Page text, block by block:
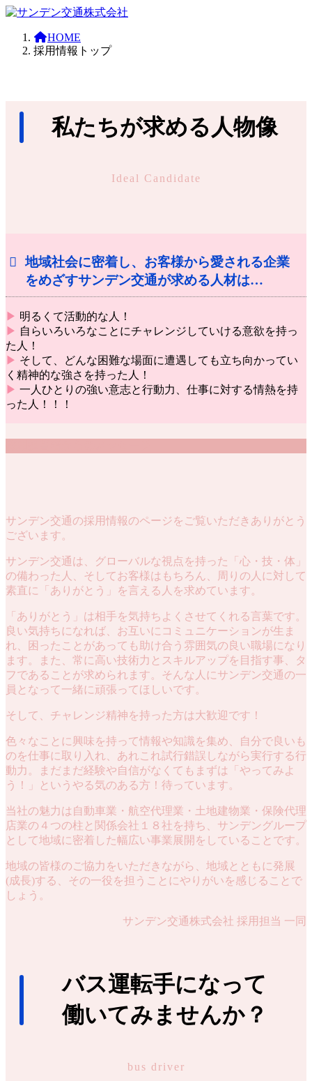
コ
ナ
HOME
採用情報トップ
私たちが求める人物像
Ideal Candidate
地域社会に密着し、お客様から愛される企業
をめざすサンデン交通が求める人材は…
▶ 明るくて活動的な人！
▶ 自らいろいろなことにチャレンジしていける意欲を持っ
た人！
▶ そして、どんな困難な場面に遭遇しても立ち向かってい
く精神的な強さを持った人！
▶ 一人ひとりの強い意志と行動力、仕事に対する情熱を持
った人！！！
サンデン交通の採用情報のページをご覧いただきありがとう
ございます。
サンデン交通は、グローバルな視点を持った「心・技・体」
の備わった人、そしてお客様はもちろん、周りの人に対して
素直に「ありがとう」を言える人を求めています。
「ありがとう」は相手を気持ちよくさせてくれる言葉です。
良い気持ちになれば、お互いにコミュニケーションが生ま
れ、困ったことがあっても助け合う雰囲気の良い職場になり
ます。また、常に高い技術力とスキルアップを目指す事、タ
フであることが求められます。そんな人にサンデン交通の一
員となって一緒に頑張ってほしいです。
そして、チャレンジ精神を持った方は大歓迎です！
色々なことに興味を持って情報や知識を集め、自分で良いも
のを仕事に取り入れ、あれこれ試行錯誤しながら実行する行
動力。まだまだ経験や自信がなくてもまずは「やってみよ
う！」というやる気のある方！待っています。
当社の魅力は自動車業・航空代理業・土地建物業・保険代理
店業の４つの柱と関係会社１８社を持ち、サンデングループ
として地域に密着した幅広い事業展開をしていることです。
地域の皆様のご協力をいただきながら、地域とともに発展
(成長)する、その一役を担うことにやりがいを感じることで
しょう。
サンデン交通株式会社 採用担当 一同
バス運転手になって
働いてみませんか？
bus driver